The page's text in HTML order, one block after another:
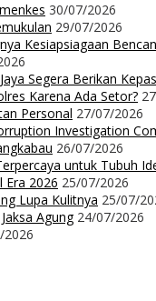
30/07/2026
29/07/2026
Kesiapsiagaan
Segera Berikan
Karena Ada Setor?
Personal 27/07/2026
Investigation
26/07/2026
untuk Tubuh
Era 2026 25/07/2026
Lupa Kulitnya 25/07/
Agung 24/07/2026
2026